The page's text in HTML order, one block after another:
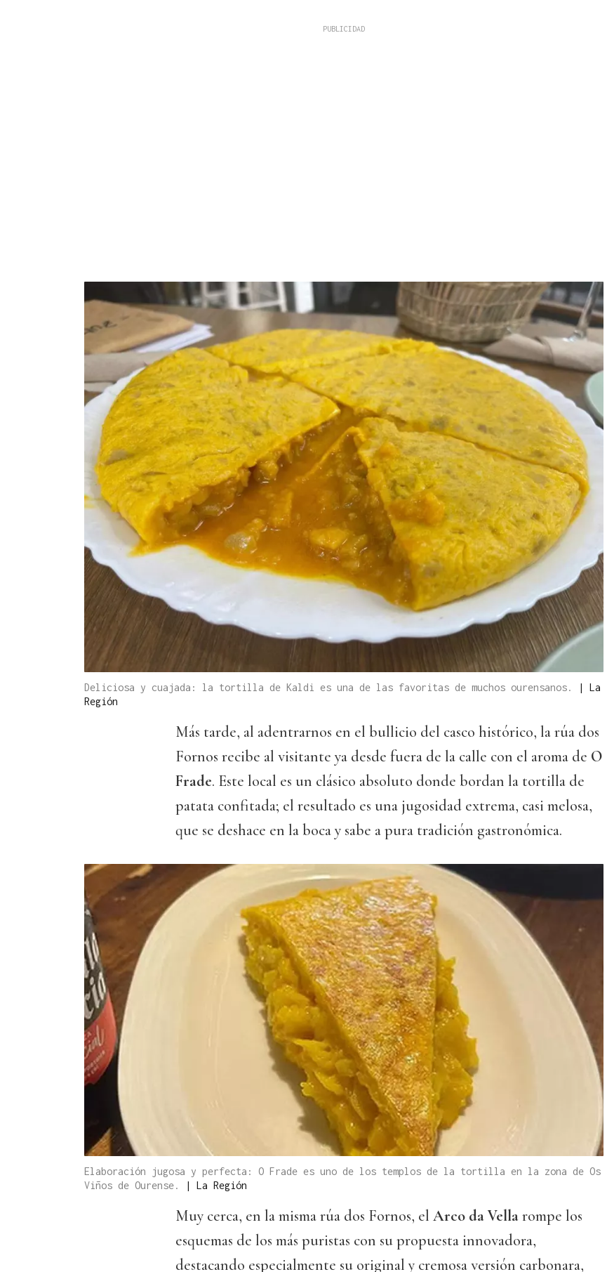
Deliciosa y cuajada: la tortilla de Kaldi es una de las favoritas de muchos ourensanos. | La
Región
Más tarde, al adentrarnos en el bullicio del casco histórico, la rúa dos
Fornos recibe al visitante ya desde fuera de la calle con el aroma de O
Frade. Este local es un clásico absoluto donde bordan la tortilla de
patata confitada; el resultado es una jugosidad extrema, casi melosa,
que se deshace en la boca y sabe a pura tradición gastronómica.
Elaboración jugosa y perfecta: O Frade es uno de los templos de la tortilla en la zona de Os
Viños de Ourense.
| La Región
Muy cerca, en la misma rúa dos Fornos, el Arco da Vellarompe los
esquemas de los más puristas con su propuesta innovadora,
destacando especialmente su original y cremosa versión carbonara,